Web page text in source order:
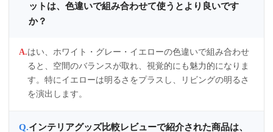
ットは、色違いで組み合わせて使うとより良いです
か？
はい、ホワイト・グレー・イエローの色違いで組み合わせ
ると、空間のバランスが取れ、視覚的にも魅力的になりま
す。特にイエローは明るさをプラスし、リビングの明るさ
を演出します。
インテリアグッズ比較レビューで紹介された商品は、